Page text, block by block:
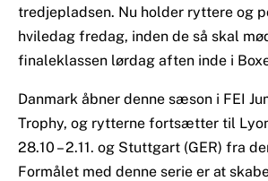
tredjepladsen. Nu holder ryttere og
hviledag fredag, inden de så skal
finaleklassen lørdag aften inde i
Danmark åbner denne sæson i FEI
Trophy, og rytterne fortsætter til
28.10 – 2.11. og Stuttgart (GER) fra
Formålet med denne serie er at